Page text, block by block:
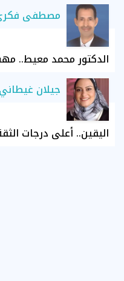
مصطفى
الدكتور محمد معيط..
جيلان غيطاني
اليقين.. أعلى درجات